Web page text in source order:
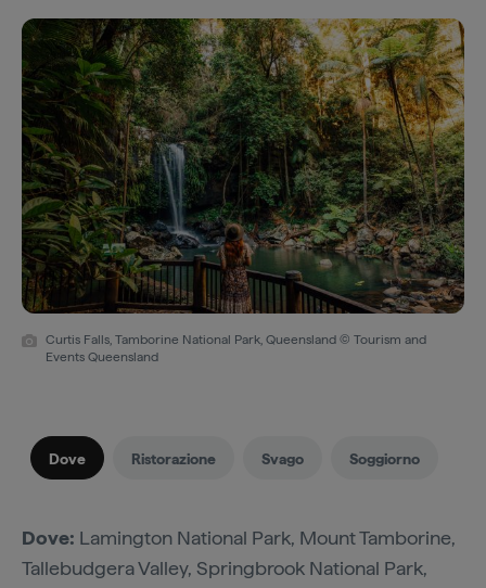
Curtis Falls, Tamborine National Park, Queensland © Tourism and
Events Queensland
Dove Ristorazione Svago Soggiorno
Dove: Lamington National Park, Mount Tamborine,
Tallebudgera Valley, Springbrook National Park,